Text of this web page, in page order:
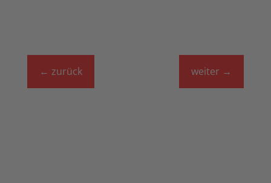
← zurück weiter →